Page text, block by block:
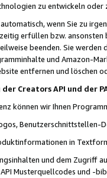
zu entwickeln
wenn Sie zu
erfüllen bzw. ansonsten
beenden. Sie werden
und Amazon-
entfernen und löschen
Creators API und der
können wir Ihnen
Benutzerschnittstellen-
in
und dem Zugriff
API Musterquellcodes und